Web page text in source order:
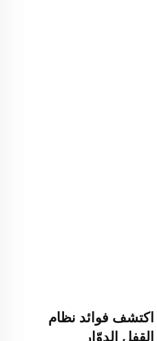
اكتشف فوائد نظام
القفل الدوّار